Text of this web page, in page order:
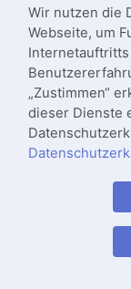
entlassen.
Was ist
Wir nutzen die
Webseite, um
„Zustimmen“
dieser Dienste